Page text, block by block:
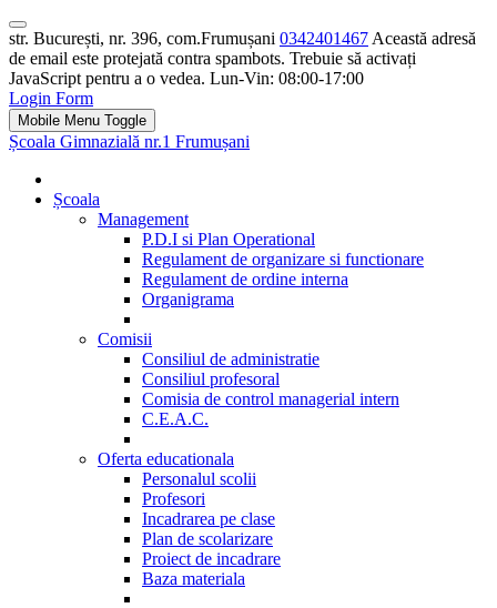
str. București, nr. 396, com.Frumușani 0342401467 Această adresă
de email este protejată contra spambots. Trebuie să activați
JavaScript pentru a o vedea. Lun-Vin: 08:00-17:00
Login Form
Mobile Menu Toggle
Școala Gimnazială nr.1 Frumușani
Școala
Management
P.D.I si Plan Operational
Regulament de organizare si functionare
Regulament de ordine interna
Organigrama
Comisii
Consiliul de administratie
Consiliul profesoral
Comisia de control managerial intern
C.E.A.C.
Oferta educationala
Personalul scolii
Profesori
Incadrarea pe clase
Plan de scolarizare
Proiect de incadrare
Baza materiala